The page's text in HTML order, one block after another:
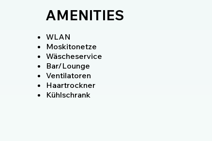
AMENITIES
WLAN
Moskitonetze
Wäscheservice
Bar/Lounge
Ventilatoren
Haartrockner
Kühlschrank